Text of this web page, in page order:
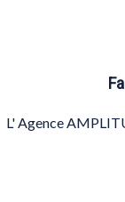
L' Agence